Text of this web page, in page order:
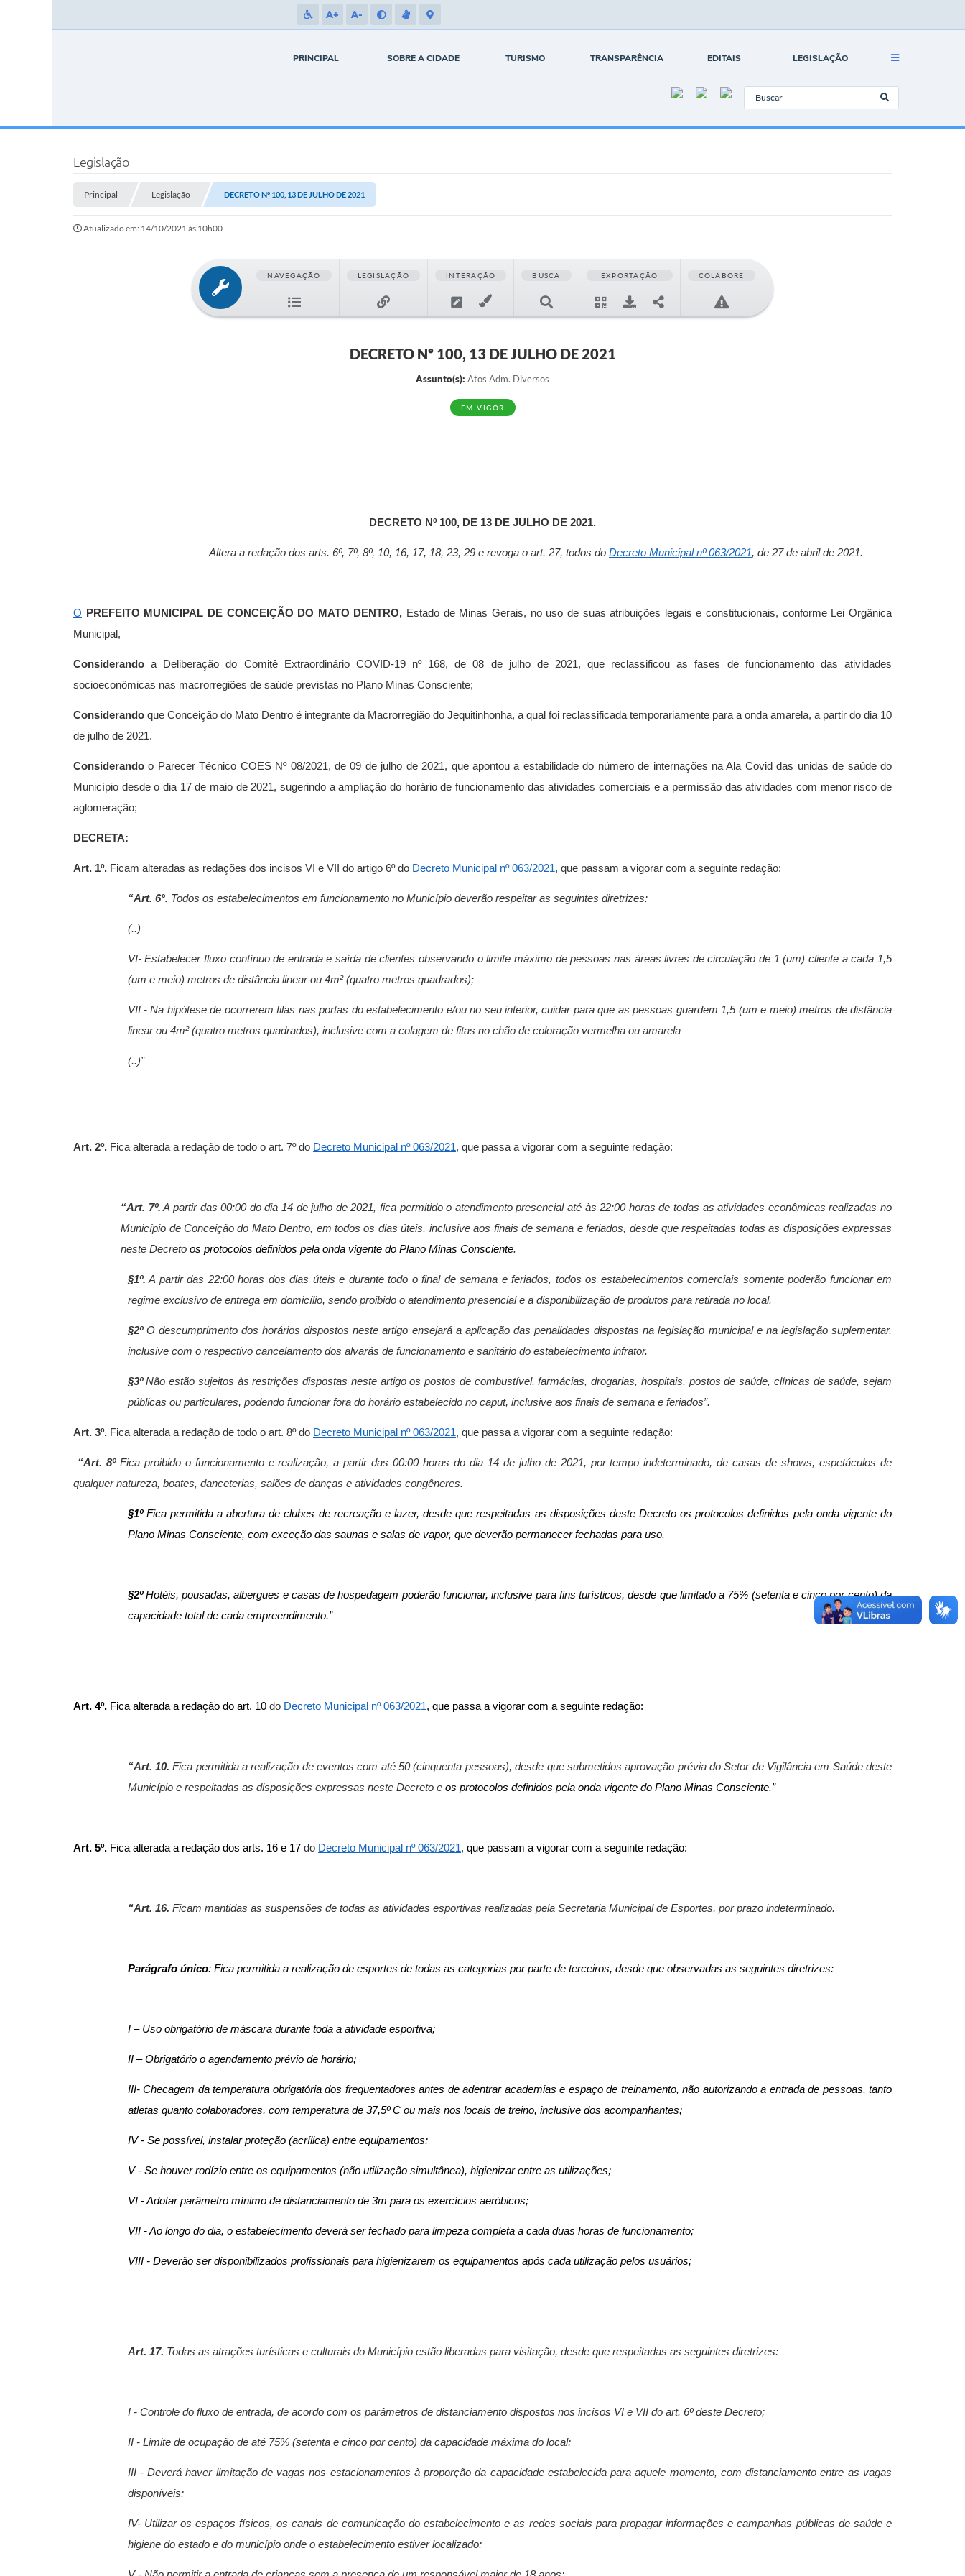
A+ A-
PRINCIPAL SOBRE A CIDADE TURISMO TRANSPARÊNCIA EDITAIS LEGISLAÇÃO
Legislação
Principal Legislação DECRETO Nº 100, 13 DE JULHO DE 2021
Atualizado em: 14/10/2021 às 10h00
NAVEGAÇÃO LEGISLAÇÃO INTERAÇÃO BUSCA EXPORTAÇÃO COLABORE
DECRETO Nº 100, 13 DE JULHO DE 2021
Assunto(s): Atos Adm. Diversos
EM VIGOR
DECRETO Nº 100, DE 13 DE JULHO DE 2021.
Altera a redação dos arts. 6º, 7º, 8º, 10, 16, 17, 18, 23, 29 e revoga o art. 27, todos do Decreto Municipal nº 063/2021, de 27 de abril de 2021.
O PREFEITO MUNICIPAL DE CONCEIÇÃO DO MATO DENTRO, Estado de Minas Gerais, no uso de suas atribuições legais e constitucionais, conforme Lei Orgânica
Municipal,
Considerandoa Deliberação do Comitê Extraordinário COVID-19 nº 168, de 08 de julho de 2021, que reclassificou as fases de funcionamento das atividades
socioeconômicas nas macrorregiões de saúde previstas no Plano Minas Consciente;
Considerando que Conceição do Mato Dentro é integrante da Macrorregião do Jequitinhonha, a qual foi reclassificada temporariamente para a onda amarela, a partir do dia 10
de julho de 2021.
Considerandoo Parecer Técnico COES Nº 08/2021, de 09 de julho de 2021, que apontou a estabilidade do número de internações na Ala Covid das unidas de saúde do
Município desde o dia 17 de maio de 2021, sugerindo a ampliação do horário de funcionamento das atividades comerciais e a permissão das atividades com menor risco de
aglomeração;
DECRETA:
Art. 1º. Ficam alteradas as redações dos incisos VI e VII do artigo 6º do Decreto Municipal nº 063/2021, que passam a vigorar com a seguinte redação:
“Art. 6°. Todos os estabelecimentos em funcionamento no Município deverão respeitar as seguintes diretrizes:
(..)
VI- Estabelecer fluxo contínuo de entrada e saída de clientes observando o limite máximo de pessoas nas áreas livres de circulação de 1 (um) cliente a cada 1,5
(um e meio) metros de distância linear ou 4m² (quatro metros quadrados);
VII - Na hipótese de ocorrerem filas nas portas do estabelecimento e/ou no seu interior, cuidar para que as pessoas guardem 1,5 (um e meio) metros de distância
linear ou 4m² (quatro metros quadrados), inclusive com a colagem de fitas no chão de coloração vermelha ou amarela
(..)”
Art. 2º. Fica alterada a redação de todo o art. 7ºdo Decreto Municipal nº 063/2021, que passa a vigorar com a seguinte redação:
“Art. 7º.A partir das 00:00 do dia 14 de julho de 2021, fica permitido o atendimento presencial até às 22:00 horas de todas as atividades econômicas realizadas no
Município de Conceição do Mato Dentro, em todos os dias úteis, inclusive aos finais de semana e feriados, desde que respeitadas todas as disposições expressas
neste Decretoos protocolos definidos pela onda vigente do Plano Minas Consciente.
§1º. A partir das 22:00 horas dos dias úteis e durante todo o final de semana e feriados, todos os estabelecimentos comerciais somente poderão funcionar em
regime exclusivo de entrega em domicílio, sendo proibido o atendimento presencial e a disponibilização de produtos para retirada no local.
§2º O descumprimento dos horários dispostos neste artigo ensejará a aplicação das penalidades dispostas na legislação municipal e na legislação suplementar,
inclusive com o respectivo cancelamento dos alvarás de funcionamento e sanitário do estabelecimento infrator.
§3ºNão estão sujeitos às restrições dispostas neste artigo os postos de combustível, farmácias, drogarias, hospitais, postos de saúde, clínicas de saúde, sejam
públicas ou particulares, podendo funcionar fora do horário estabelecido no caput, inclusive aos finais de semana e feriados”.
Art. 3º. Fica alterada a redação de todo o art. 8ºdo Decreto Municipal nº 063/2021, que passa a vigorar com a seguinte redação:
“Art. 8ºFica proibido o funcionamento e realização, a partir das 00:00 horas do dia 14 de julho de 2021, por tempo indeterminado, de casas de shows, espetáculos de
qualquer natureza, boates, danceterias, salões de danças e atividades congêneres.
§1º Fica permitida a abertura de clubes de recreação e lazer, desde que respeitadas as disposições deste Decretoos protocolos definidos pela onda vigente do
Plano Minas Consciente, com exceção das saunas e salas de vapor, que deverão permanecer fechadas para uso.
§2ºHotéis, pousadas, albergues e casas de hospedagem poderão funcionar, inclusive para fins turísticos, desde que limitado a 75% (setenta e cinco por cento) da
capacidade total de cada empreendimento.”
Art. 4º. Fica alterada a redação do art. 10 do Decreto Municipal nº 063/2021, que passa a vigorar com a seguinte redação:
“Art. 10.Fica permitida a realização de eventos com até 50 (cinquenta pessoas),desde que submetidos aprovação prévia do Setor de Vigilância em Saúde deste
Município e respeitadas as disposições expressas neste Decreto e os protocolos definidos pela onda vigente do Plano Minas Consciente.”
Art. 5º. Fica alterada a redação dos arts. 16 e 17 do Decreto Municipal nº 063/2021, que passam a vigorar com a seguinte redação:
“Art. 16. Ficam mantidas as suspensões de todas as atividades esportivas realizadas pela Secretaria Municipal de Esportes, por prazo indeterminado.
Parágrafo único: Fica permitida a realização de esportes de todas as categorias por parte de terceiros, desde que observadas as seguintes diretrizes:
I – Uso obrigatório de máscara durante toda a atividade esportiva;
II – Obrigatório o agendamento prévio de horário;
III- Checagem da temperatura obrigatória dos frequentadores antes de adentrar academias e espaço de treinamento, não autorizando a entrada de pessoas, tanto
atletas quanto colaboradores, com temperatura de 37,5º C ou mais nos locais de treino, inclusive dos acompanhantes;
IV - Se possível, instalar proteção (acrílica) entre equipamentos;
V - Se houver rodízio entre os equipamentos (não utilização simultânea), higienizar entre as utilizações;
VI - Adotar parâmetro mínimo de distanciamento de 3m para os exercícios aeróbicos;
VII - Ao longo do dia, o estabelecimento deverá ser fechado para limpeza completa a cada duas horas de funcionamento;
VIII - Deverão ser disponibilizados profissionais para higienizarem os equipamentos após cada utilização pelos usuários;
Art. 17. Todas as atrações turísticas e culturais do Município estão liberadas para visitação, desde que respeitadas as seguintes diretrizes:
I - Controle do fluxo de entrada, de acordo com os parâmetros de distanciamento dispostos nos incisos VI e VII do art. 6º deste Decreto;
II - Limite de ocupação de até 75% (setenta e cinco por cento) da capacidade máxima do local;
III -Deverá haver limitação de vagas nos estacionamentos à proporção da capacidade estabelecida para aquele momento, com distanciamento entre as vagas
disponíveis;
IV-Utilizar os espaços físicos, os canais de comunicação do estabelecimento e as redes sociais para propagar informações e campanhas públicas de saúde e
higiene do estado e do município onde o estabelecimento estiver localizado;